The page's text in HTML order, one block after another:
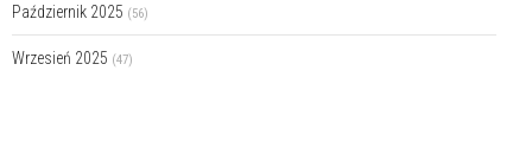
Październik 2025 (56)
Wrzesień 2025 (47)